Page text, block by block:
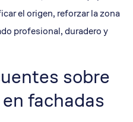
el origen, reforzar la zona
profesional, duradero y
sobre
fachadas